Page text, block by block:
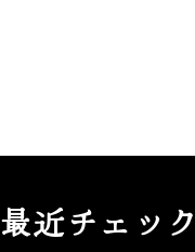
最近チェッ